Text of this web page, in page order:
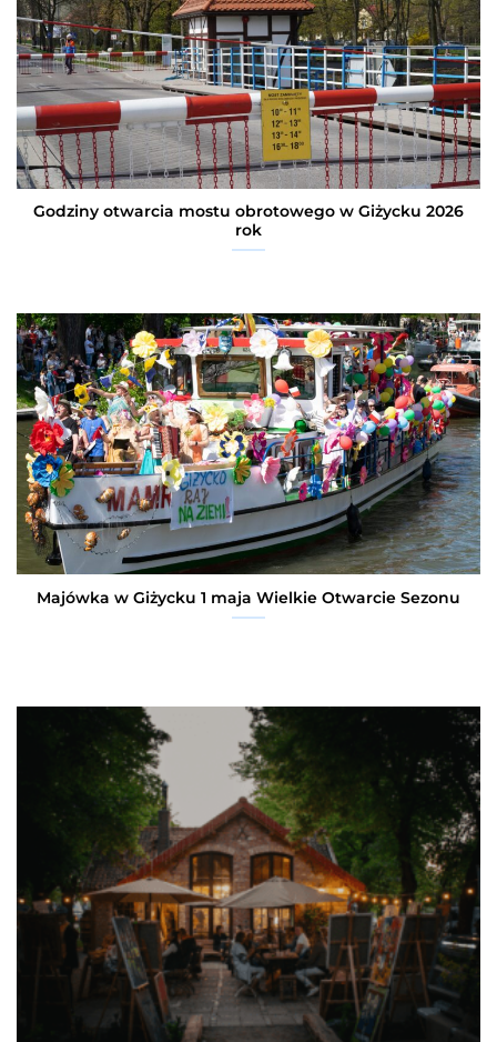
Godziny otwarcia mostu obrotowego w Giżycku 2026
rok
Majówka w Giżycku 1 maja Wielkie Otwarcie Sezonu